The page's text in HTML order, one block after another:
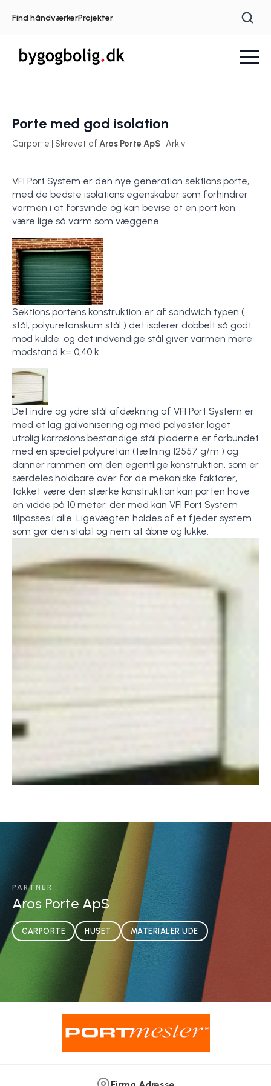
Find håndværkerProjekter
Porte med god isolation
Carporte | Skrevet af Aros Porte ApS | Arkiv
VFI Port System er den nye generation sektions porte,
med de bedste isolations egenskaber som forhindrer
varmen i at forsvinde og kan bevise at en port kan
være lige så varm som væggene.
Sektions portens konstruktion er af sandwich typen (
stål, polyuretanskum stål ) det isolerer dobbelt så godt
mod kulde, og det indvendige stål giver varmen mere
modstand k= 0,40 k.
Det indre og ydre stål afdækning af VFI Port System er
med et lag galvanisering og med polyester laget
utrolig korrosions bestandige stål pladerne er forbundet
med en speciel polyuretan (tætning 12557 g/m ) og
danner rammen om den egentlige konstruktion, som er
særdeles holdbare over for de mekaniske faktorer,
takket være den stærke konstruktion kan porten have
en vidde på 10 meter, der med kan VFI Port System
tilpasses i alle. Ligevægten holdes af et fjeder system
som gør den stabil og nem at åbne og lukke.
PARTNER
Aros Porte ApS
CARPORTE HUSET MATERIALER UDE